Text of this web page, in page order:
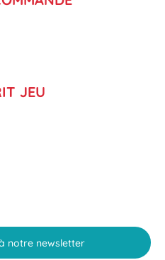
JEU
notre newsletter